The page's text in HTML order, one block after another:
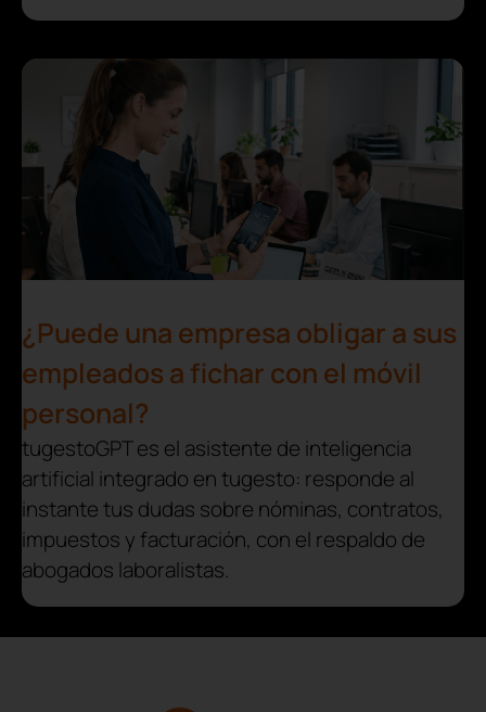
¿Puede una empresa obligar a sus
empleados a fichar con el móvil
personal?
tugestoGPT es el asistente de inteligencia
artificial integrado en tugesto: responde al
instante tus dudas sobre nóminas, contratos,
impuestos y facturación, con el respaldo de
abogados laboralistas.